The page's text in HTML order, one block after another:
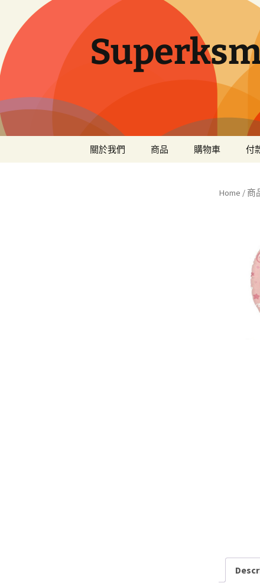
關於我們 商品 購物車 付
Home / 商